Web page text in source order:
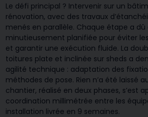
Le défi principal ? Intervenir sur un
rénovation, avec des travaux
menés en parallèle. Chaque étape a dû
minutieusement planifiée pour éviter
et garantir une exécution fluide. La
toitures plate et inclinée sur sheds a
agilité technique : adaptation des
méthodes de pose. Rien n’a été laissé
chantier, réalisé en deux phases, s’est
coordination millimétrée entre les
installation livrée en 9 semaines.